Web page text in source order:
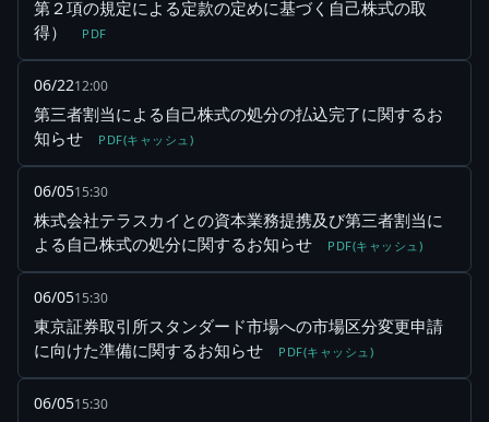
第２項の規定による定款の定めに基づく自己株式の取
得）
PDF
06/2212:00
第三者割当による自己株式の処分の払込完了に関するお
知らせ
PDF(キャッシュ)
06/0515:30
株式会社テラスカイとの資本業務提携及び第三者割当に
よる自己株式の処分に関するお知らせ
PDF(キャッシュ)
06/0515:30
東京証券取引所スタンダード市場への市場区分変更申請
に向けた準備に関するお知らせ
PDF(キャッシュ)
06/0515:30